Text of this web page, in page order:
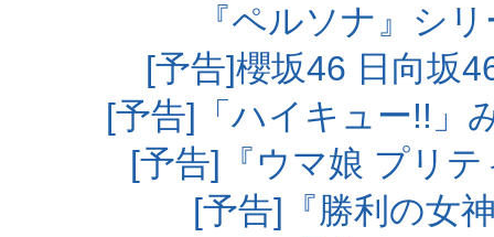
『ペルソナ』シ
[予告]櫻坂46 日向坂
[予告]「ハイキュー!!」
[予告]『ウマ娘 プリ
[予告]『勝利の女